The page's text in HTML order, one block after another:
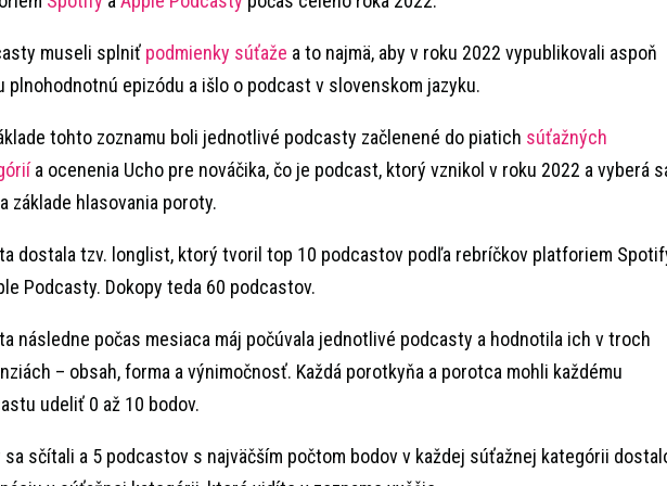
museli splniť podmienky súťaže a to najmä, aby v roku 2022 vypublikovali aspoň
plnohodnotnú epizódu a išlo o podcast v slovenskom jazyku.
tohto zoznamu boli jednotlivé podcasty začlenené do piatich súťažných
a ocenenia Ucho pre nováčika, čo je podcast, ktorý vznikol v roku 2022 a vyberá
základe hlasovania poroty.
dostala tzv. longlist, ktorý tvoril top 10 podcastov podľa rebríčkov platforiem
Podcasty. Dokopy teda 60 podcastov.
následne počas mesiaca máj počúvala jednotlivé podcasty a hodnotila ich v troch
– obsah, forma a výnimočnosť. Každá porotkyňa a porotca mohli každému
udeliť 0 až 10 bodov.
sa sčítali a 5 podcastov s najväčším počtom bodov v každej súťažnej kategórii